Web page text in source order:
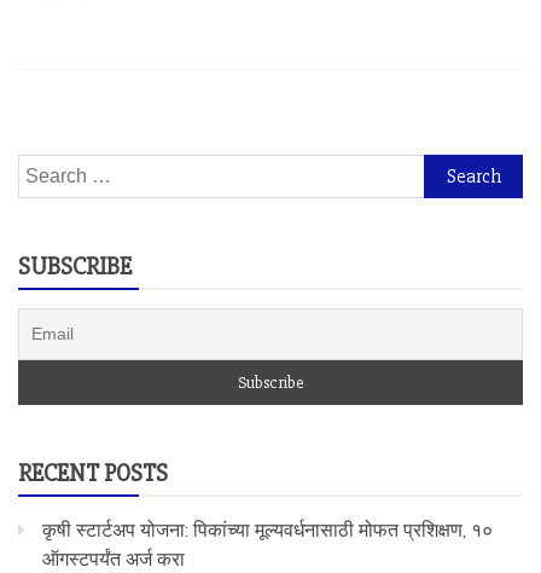
Search
for:
SUBSCRIBE
RECENT POSTS
कृषी स्टार्टअप योजना: पिकांच्या मूल्यवर्धनासाठी मोफत प्रशिक्षण, १०
ऑगस्टपर्यंत अर्ज करा